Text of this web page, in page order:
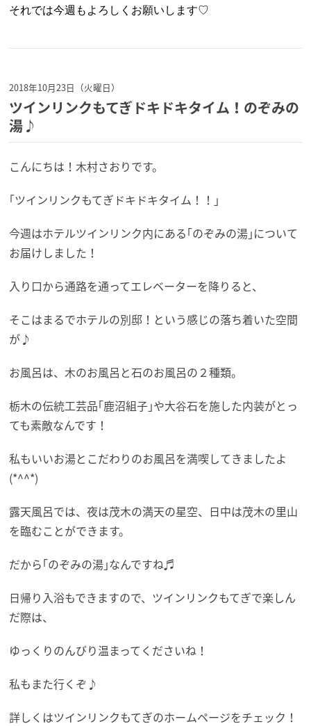
それでは今週もよろしくお願いします♡
2018年10月23日（火曜日）
ツインリンクもてぎドキドキタイム！のぞみの
湯♪
こんにちは！木村さおりです。
｢ツインリンクもてぎドキドキタイム！！｣
今週はホテルツインリンク内にある｢のぞみの湯｣について
お届けしました！
入り口から通路を通ってエレベーターを降りると、
そこはまるでホテルの別邸！という感じの落ち着いた空間
が♪
お風呂は、木のお風呂と石のお風呂の２種類。
栃木の伝統工芸品｢鹿沼組子｣や大谷石を施した内装がとっ
ても素敵なんです！
私もいいお湯とこだわりのお風呂を満喫してきましたよ
(*^^*)
露天風呂では、夜は茂木の満天の星空、日中は茂木の里山
を臨むことができます。
だから｢のぞみの湯｣なんですね♬
日帰り入浴もできますので、ツインリンクもてぎで楽しん
だ際は、
ゆっくりのんびり温まってくださいね！
私もまた行くぞ♪
詳しくはツインリンクもてぎのホームページをチェック！